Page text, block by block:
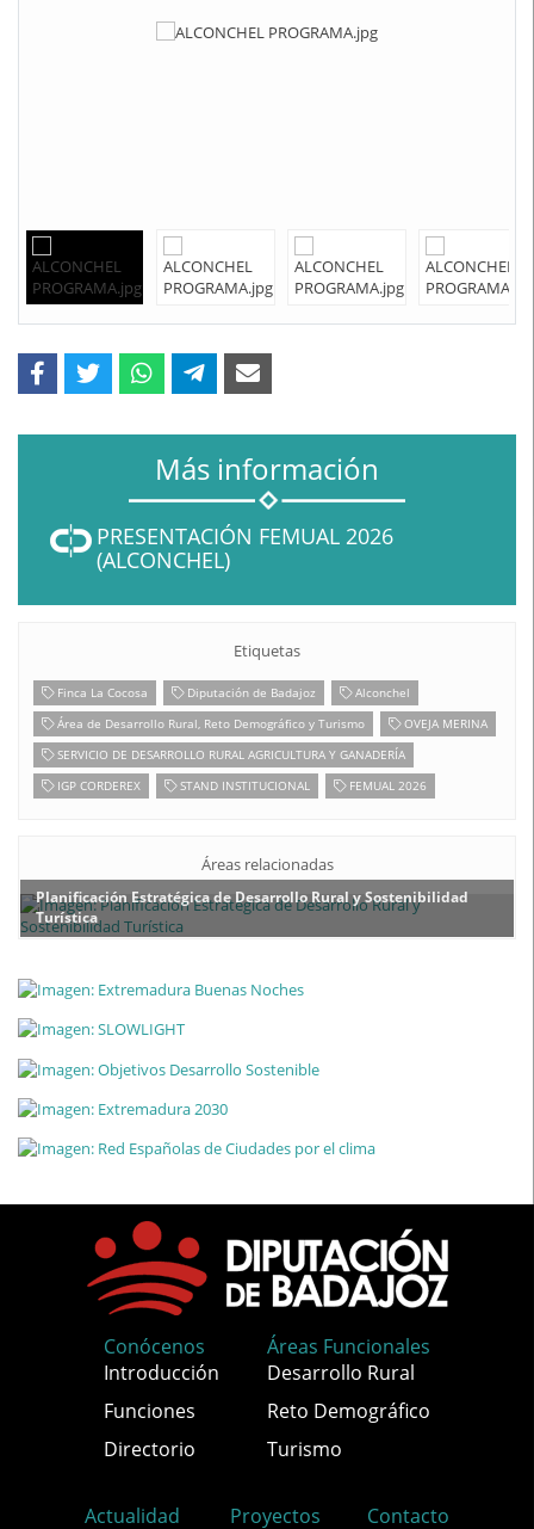
Más información
PRESENTACIÓN FEMUAL 2026
(ALCONCHEL)
Etiquetas
Finca La Cocosa Diputación de Badajoz
Alconchel
Área de Desarrollo Rural, Reto Demográfico y Turismo
OVEJA MERINA
SERVICIO DE DESARROLLO RURAL AGRICULTURA Y GANADERÍA
IGP CORDEREX
STAND INSTITUCIONAL FEMUAL 2026
Áreas relacionadas
Planificación Estratégica de Desarrollo Rural y Sostenibilidad
Turística
Conócenos
Introducción
Funciones
Directorio
Áreas Funcionales
Desarrollo Rural
Reto Demográfico
Turismo
Actualidad
Proyectos Contacto